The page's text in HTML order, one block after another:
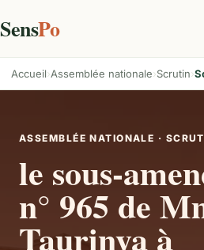
SensPo
Accueil Assemblée nationale Scrutin
ASSEMBLÉE NATIONALE ·
le sous-
n° 965 de
Taurinya à